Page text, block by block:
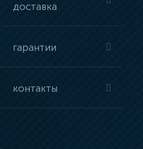
доставка
гарантии
контакты